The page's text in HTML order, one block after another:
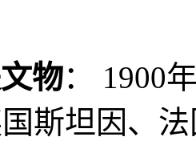
物： 1900
斯坦因、